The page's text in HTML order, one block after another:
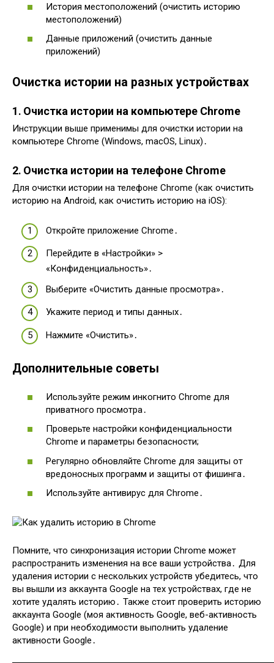
История местоположений (очистить историю
местоположений)
Данные приложений (очистить данные
приложений)
Очистка истории на разных устройствах
1․ Очистка истории на компьютере Chrome
Инструкции выше применимы для очистки истории на
компьютере Chrome (Windows, macOS, Linux)․
2․ Очистка истории на телефоне Chrome
Для очистки истории на телефоне Chrome (как очистить
историю на Android, как очистить историю на iOS):
Откройте приложение Chrome․
Перейдите в «Настройки» >
«Конфиденциальность»․
Выберите «Очистить данные просмотра»․
Укажите период и типы данных․
Нажмите «Очистить»․
Дополнительные советы
Используйте режим инкогнито Chrome для
приватного просмотра․
Проверьте настройки конфиденциальности
Chrome и параметры безопасности;
Регулярно обновляйте Chrome для защиты от
вредоносных программ и защиты от фишинга․
Используйте антивирус для Chrome․
Помните, что синхронизация истории Chrome может
распространить изменения на все ваши устройства․ Для
удаления истории с нескольких устройств убедитесь, что
вы вышли из аккаунта Google на тех устройствах, где не
хотите удалять историю․ Также стоит проверить историю
аккаунта Google (моя активность Google, веб-активность
Google) и при необходимости выполнить удаление
активности Google․